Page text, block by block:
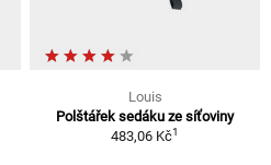
Louis
Polštářek sedáku ze síťoviny
483,06 Kč1